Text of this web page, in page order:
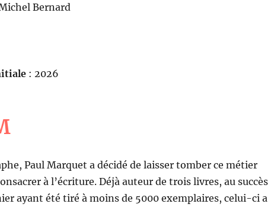
Bernard
: 2026
Paul Marquet a décidé de laisser tomber ce métier
à l’écriture. Déjà auteur de trois livres, au succès
ayant été tiré à moins de 5000 exemplaires, celui-ci a